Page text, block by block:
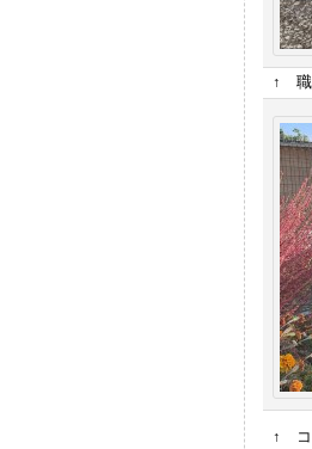
↑ 職
↑ コ